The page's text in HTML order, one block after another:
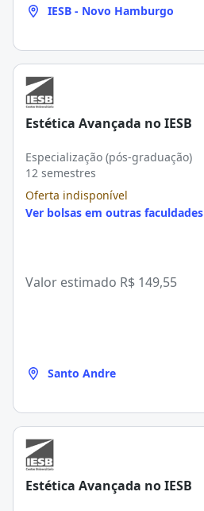
IESB - Novo Hamburgo
Estética Avançada no IESB
Especialização (pós-graduação)
12 semestres
Oferta indisponível
Ver bolsas em outras faculdades
Valor estimado R$ 149,55
Santo Andre
Estética Avançada no IESB